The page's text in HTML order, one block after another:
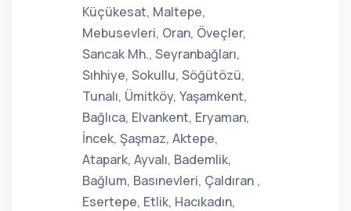
Küçükesat, Maltepe,
Mebusevleri, Oran, Öveçler,
Sancak Mh., Seyranbağları,
Sıhhiye, Sokullu, Söğütözü,
Tunalı, Ümitköy, Yaşamkent,
Bağlıca, Elvankent, Eryaman,
İncek, Şaşmaz, Aktepe,
Atapark, Ayvalı, Bademlik,
Bağlum, Basınevleri, Çaldıran ,
Esertepe, Etlik, Hacıkadın,